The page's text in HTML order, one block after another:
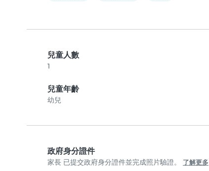
兒童人數
1
兒童年齡
幼兒
政府身分證件
家長 已提交政府身分證件並完成照片驗證。 了解更多